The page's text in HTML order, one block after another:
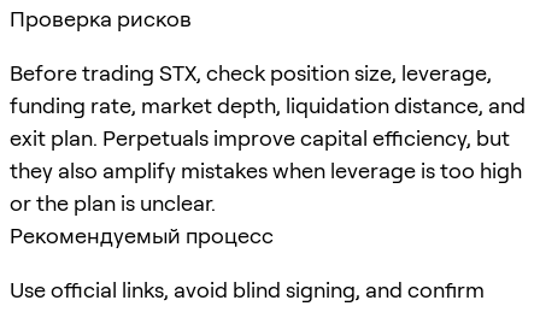
Проверка рисков
Before trading STX, check position size, leverage,
funding rate, market depth, liquidation distance, and
exit plan. Perpetuals improve capital efficiency, but
they also amplify mistakes when leverage is too high
or the plan is unclear.
Рекомендуемый процесс
Use official links, avoid blind signing, and confirm